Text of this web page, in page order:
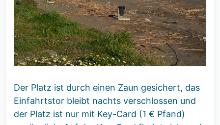
Der Platz ist durch einen Zaun gesichert, das
Einfahrtstor bleibt nachts verschlossen und
der Platz ist nur mit Key-Card (1 € Pfand)